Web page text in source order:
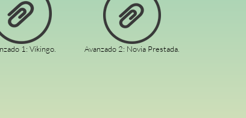
1: Vikingo. Avanzado 2: Novia Prestada.